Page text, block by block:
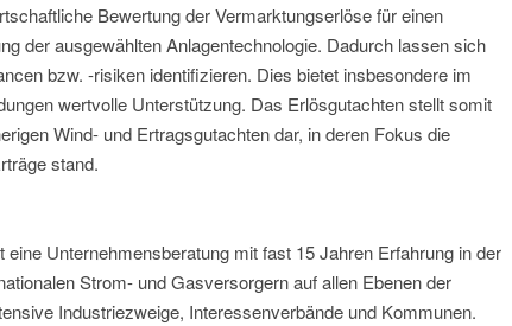
Bewertung der Vermarktungserlöse für einen
der ausgewählten Anlagentechnologie. Dadurch lassen sich
bzw. -risiken identifizieren. Dies bietet insbesondere im
wertvolle Unterstützung. Das Erlösgutachten stellt somit
Wind- und Ertragsgutachten dar, in deren Fokus die
stand.
Unternehmensberatung mit fast 15 Jahren Erfahrung in der
Strom- und Gasversorgern auf allen Ebenen der
Industriezweige, Interessenverbände und Kommunen.